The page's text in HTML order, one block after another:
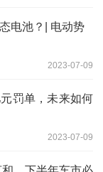
电池？| 电动势
2023-07-09
罚单，未来如何
2023-07-09